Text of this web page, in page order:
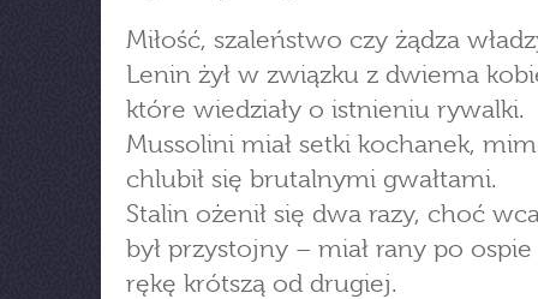
Miłość, szaleństwo czy żądza
Lenin żył w związku z dwiema
które wiedziały o istnieniu rywalki.
Mussolini miał setki kochanek,
chlubił się brutalnymi gwałtami.
Stalin ożenił się dwa razy, choć
był przystojny – miał rany po
rękę krótszą od drugiej.